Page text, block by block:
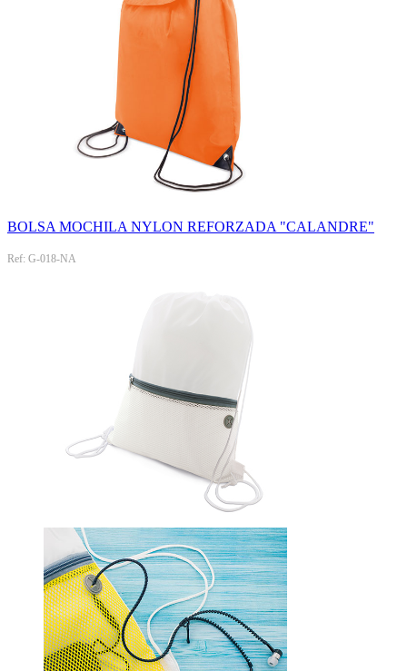
BOLSA MOCHILA NYLON REFORZADA "CALANDRE"
Ref: G-018-NA